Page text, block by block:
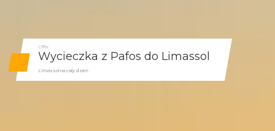
Offer
Wycieczka z Pafos do Limassol
LImassol na cały dzień